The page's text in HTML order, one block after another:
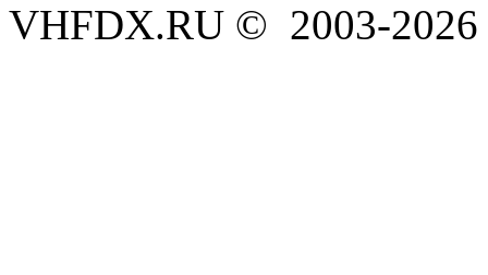
VHFDX.RU © 2003-2026